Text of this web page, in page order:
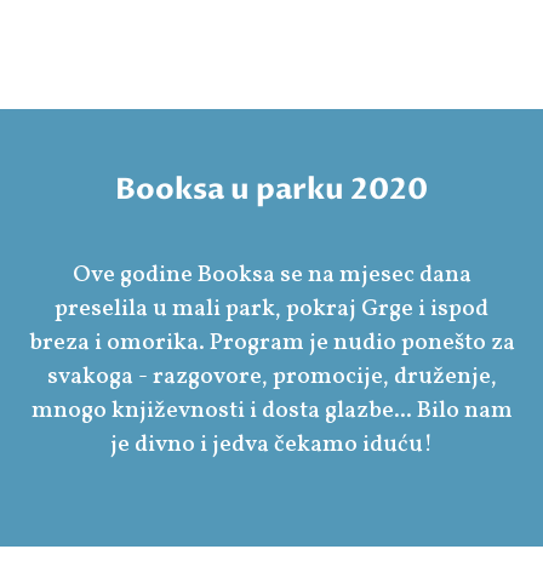
Booksa u parku 2020
Ove godine Booksa se na mjesec dana
preselila u mali park, pokraj Grge i ispod
breza i omorika. Program je nudio ponešto za
svakoga - razgovore, promocije, druženje,
mnogo književnosti i dosta glazbe... Bilo nam
je divno i jedva čekamo iduću!